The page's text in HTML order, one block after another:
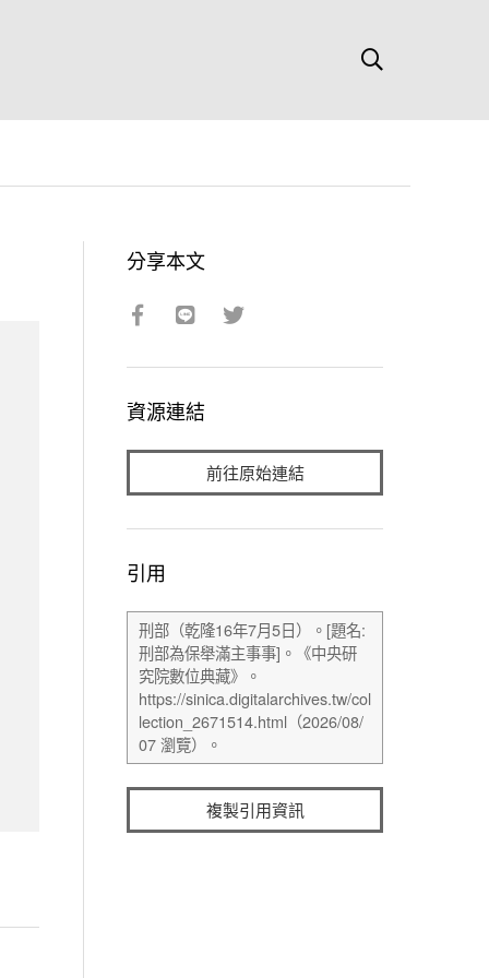
分享本文
資源連結
前往原始連結
引用
複製引用資訊